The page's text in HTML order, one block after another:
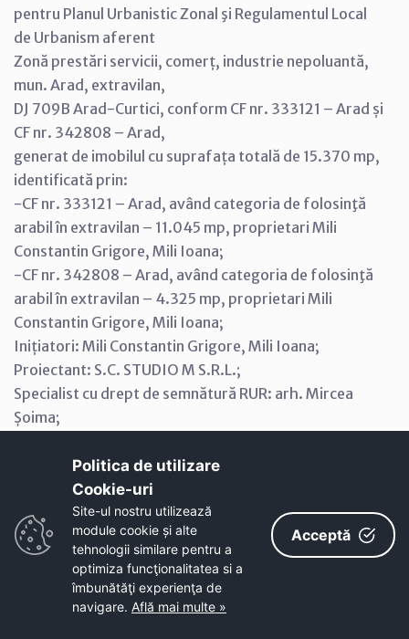
pentru Planul Urbanistic Zonal şi Regulamentul Local
de Urbanism aferent
Zonă prestări servicii, comerț, industrie nepoluantă,
mun. Arad, extravilan,
DJ 709B Arad-Curtici, conform CF nr. 333121 – Arad și
CF nr. 342808 – Arad,
generat de imobilul cu suprafața totală de 15.370 mp,
identificată prin:
-CF nr. 333121 – Arad, având categoria de folosinţă
arabil în extravilan – 11.045 mp, proprietari Mili
Constantin Grigore, Mili Ioana;
-CF nr. 342808 – Arad, având categoria de folosinţă
arabil în extravilan – 4.325 mp, proprietari Mili
Constantin Grigore, Mili Ioana;
Inițiatori: Mili Constantin Grigore, Mili Ioana;
Proiectant: S.C. STUDIO M S.R.L.;
Specialist cu drept de semnătură RUR: arh. Mircea
Șoima;
Zona luată în studiu este situată în partea de est a
municipiului Arad în extravilan, adiacent DJ 709 B
Arad-Curtici, care este modernizat și limitele
cadastrale ale parcelelor învecinate la est, vest, nord și
sud, față de incinta reglementată, suprafața totală a
zonei studiate 49.975 mp.
Politica de utilizare
Cookie-uri‎
Site-ul nostru utilizează
module cookie și alte
tehnologii similare pentru a
optimiza funcţionalitatea si a
îmbunătăţi experienţa de
navigare. Află mai multe »
Acceptă